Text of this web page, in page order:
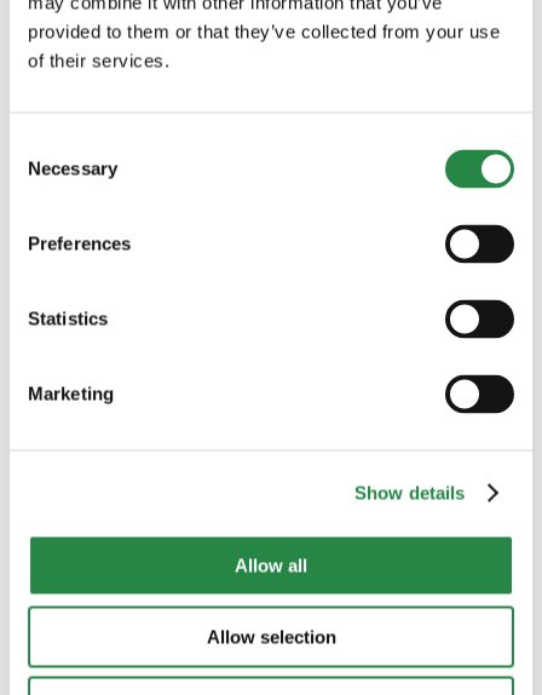
provided to them or that they’ve collected from your use
of their services.
Selection
Necessary
Preferences
Statistics
Marketing
Show details
Allow all
Allow selection
Sök
efter:
Att bryta upp
Ekonomisk hjälp
Fysiska konsekvenser av våld